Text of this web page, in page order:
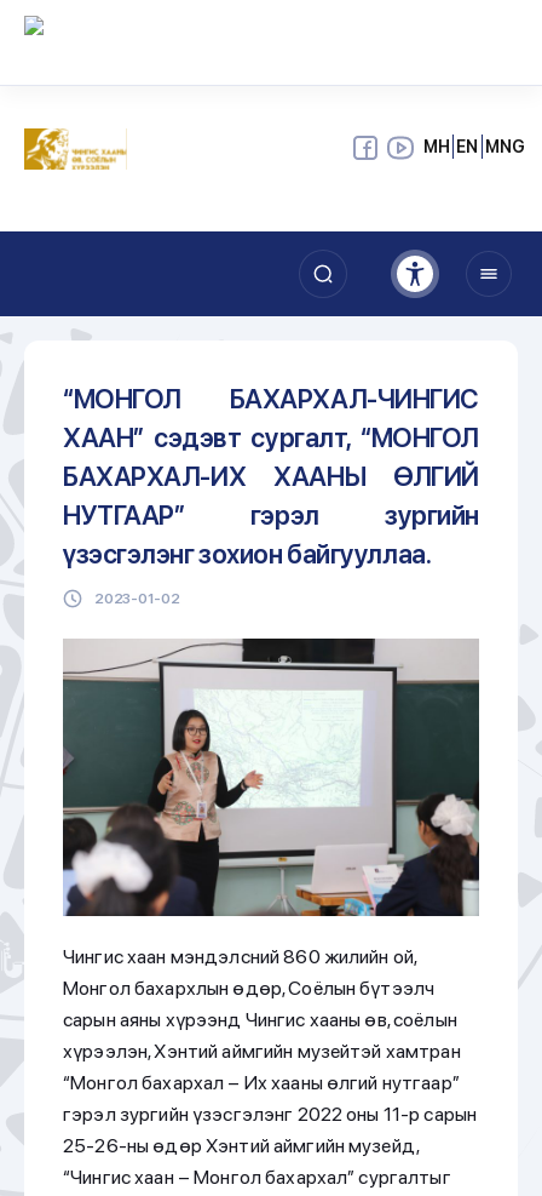
МН EN MNG
“МОНГОЛ БАХАРХАЛ-ЧИНГИС
ХААН” сэдэвт сургалт, “МОНГОЛ
БАХАРХАЛ-ИХ ХААНЫ ӨЛГИЙ
НУТГААР” гэрэл зургийн
үзэсгэлэнг зохион байгууллаа.
2023-01-02
Чингис хаан мэндэлсний 860 жилийн ой,
Монгол бахархлын өдөр, Соёлын бүтээлч
сарын аяны хүрээнд Чингис хааны өв, соёлын
хүрээлэн, Хэнтий аймгийн музейтэй хамтран
“Монгол бахархал – Их хааны өлгий нутгаар”
гэрэл зургийн үзэсгэлэнг 2022 оны 11-р сарын
25-26-ны өдөр Хэнтий аймгийн музейд,
“Чингис хаан – Монгол бахархал” сургалтыг